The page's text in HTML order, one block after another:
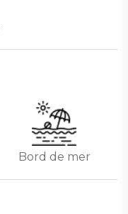
Bord de mer